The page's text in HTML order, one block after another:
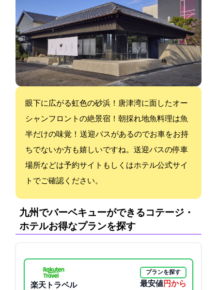
眼下に広がる虹色の砂浜！唐津湾に面したオー
シャンフロントの絶景宿！朝採れ地魚料理は魚
半だけの味覚！ 送迎バスがあるのでお車をお持
ちでないか方も嬉しいですね。送迎バスの停車
場所などは予約サイトもしくはホテル公式サイ
トでご確認ください。
九州でバーベキューができるコテージ・
ホテル:お得なプランを探す
楽天トラベル
プランを探す
最安値7150円から